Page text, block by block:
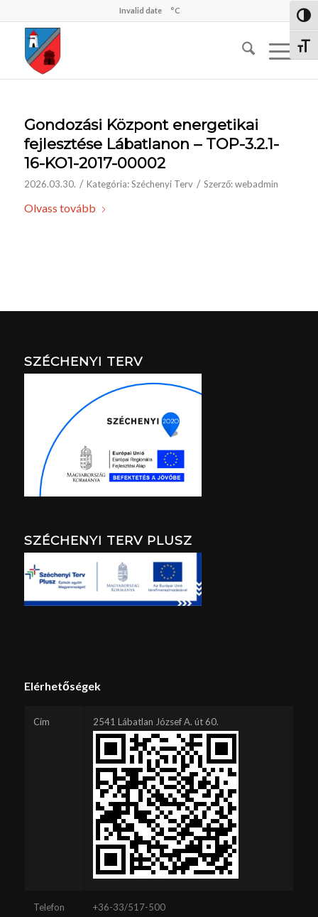
Invalid date °C
Gondozási Központ energetikai
fejlesztése Lábatlanon – TOP-3.2.1-
16-KO1-2017-00002
2026.03.30. / Kategória:Széchenyi Terv / Szerző:webadmin
Olvass tovább
SZÉCHENYI TERV
SZÉCHENYI TERV PLUSZ
Elérhetőségek
Cím 2541 Lábatlan József A. út 60.
Telefon +36-33/517-500